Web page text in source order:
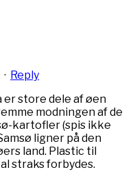
· Reply
er store dele af øen
modningen af de
kartofler (spis ikke
ligner på den
land. Plastic til
straks forbydes.